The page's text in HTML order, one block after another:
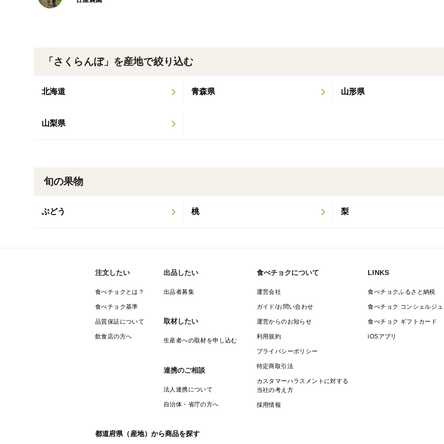
「さくらんぼ」を産地で絞り込む
北海道 青森県 山形県
山梨県
旬の果物
ぶどう 桃 梨
注文したい
食べチョクとは？
食べチョク基準
品質保証について
飲食店の方へ
出品したい
出品者募集
取材したい
生産者への取材を申し込む
連携のご相談
法人連携について
自治体・省庁の方へ
食べチョクについて
運営会社
ガイド/お問い合わせ
運営からのお知らせ
利用規約
プライバシーポリシー
特定商取引法
カスタマーハラスメントに対する
当社の考え方
採用情報
LINKS
食べチョクふるさと納税
食べチョク コンシェルジュ
食べチョク ギフトカード
iOSアプリ
都道府県（産地）から商品を探す